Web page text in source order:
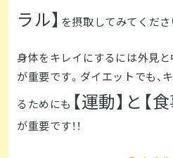
ラル】 を摂取してみてくださ
身体をキレイにするには外見
が重要です。ダイエットでも、
るためにも 【運動】と【食
が重要です！！